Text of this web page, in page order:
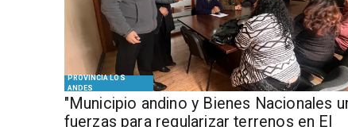
PROVINCIA LOS
ANDES
"Municipio andino y Bienes Nacionales
fuerzas para regularizar terrenos en El